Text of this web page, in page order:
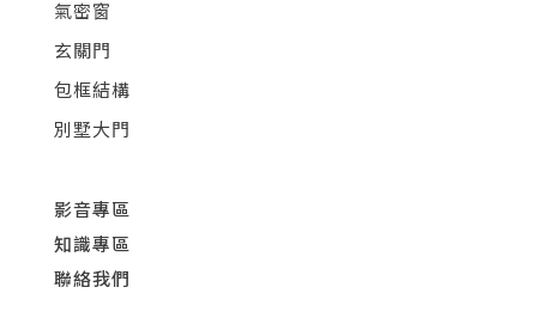
氣密窗
玄關門
包框結構
別墅大門
影音專區
知識專區
聯絡我們